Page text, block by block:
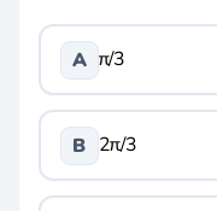
A π/3
B 2π/3